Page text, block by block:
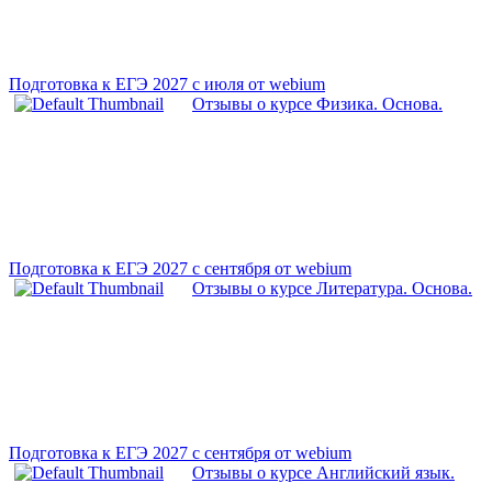
Подготовка к ЕГЭ 2027 с июля от webium
Отзывы о курсе Физика. Основа.
Подготовка к ЕГЭ 2027 с сентября от webium
Отзывы о курсе Литература. Основа.
Подготовка к ЕГЭ 2027 с сентября от webium
Отзывы о курсе Английский язык.